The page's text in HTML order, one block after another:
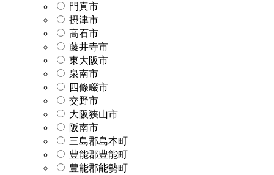
門真市
摂津市
高石市
藤井寺市
東大阪市
泉南市
四條畷市
交野市
大阪狭山市
阪南市
三島郡島本町
豊能郡豊能町
豊能郡能勢町